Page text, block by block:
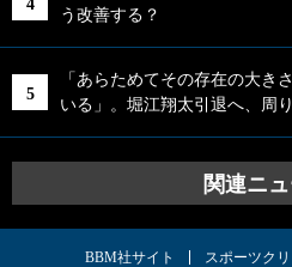
う改善する？
「あらためてその存在の大き
いる」。堀江翔太引退へ、周
関連ニ
BBM社サイト スポーツク